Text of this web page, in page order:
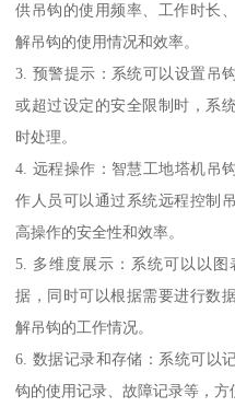
供吊钩的使用频率、工作时长
解吊钩的使用情况和效率。
3. 预警提示：系统可以设置吊
或超过设定的安全限制时，系
时处理。
4. 远程操作：智慧工地塔机吊
作人员可以通过系统远程控制
高操作的安全性和效率。
5. 多维度展示：系统可以以
据，同时可以根据需要进行数
解吊钩的工作情况。
6. 数据记录和存储：系统可以
钩的使用记录、故障记录等，方